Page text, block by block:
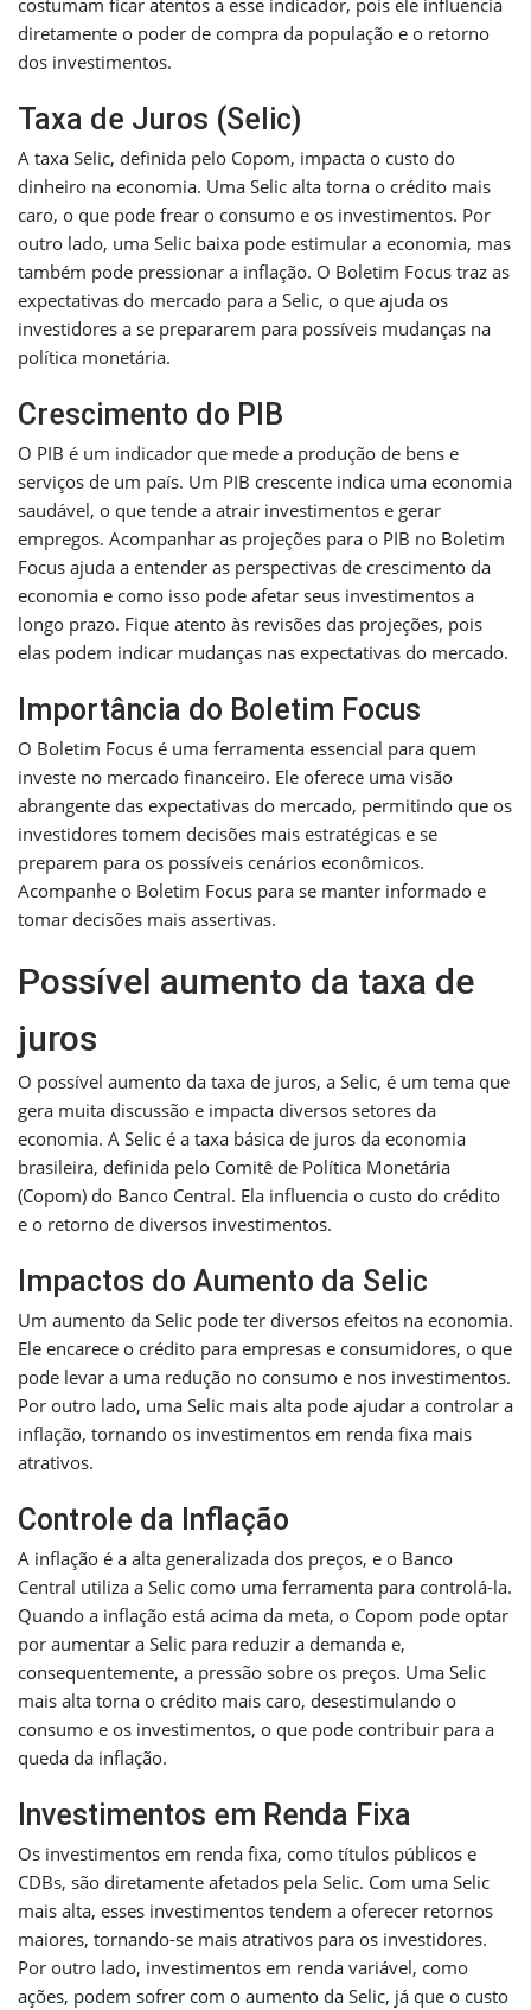
diretamente o poder de compra da população e o retorno
dos investimentos.
Taxa de Juros (Selic)
A taxa Selic, definida pelo Copom, impacta o custo do
dinheiro na economia. Uma Selic alta torna o crédito mais
caro, o que pode frear o consumo e os investimentos. Por
outro lado, uma Selic baixa pode estimular a economia, mas
também pode pressionar a inflação. O Boletim Focus traz as
expectativas do mercado para a Selic, o que ajuda os
investidores a se prepararem para possíveis mudanças na
política monetária.
Crescimento do PIB
O PIB é um indicador que mede a produção de bens e
serviços de um país. Um PIB crescente indica uma economia
saudável, o que tende a atrair investimentos e gerar
empregos. Acompanhar as projeções para o PIB no Boletim
Focus ajuda a entender as perspectivas de crescimento da
economia e como isso pode afetar seus investimentos a
longo prazo. Fique atento às revisões das projeções, pois
elas podem indicar mudanças nas expectativas do mercado.
Importância do Boletim Focus
O Boletim Focus é uma ferramenta essencial para quem
investe no mercado financeiro. Ele oferece uma visão
abrangente das expectativas do mercado, permitindo que os
investidores tomem decisões mais estratégicas e se
preparem para os possíveis cenários econômicos.
Acompanhe o Boletim Focus para se manter informado e
tomar decisões mais assertivas.
Possível aumento da taxa de
juros
O possível aumento da taxa de juros, a Selic, é um tema que
gera muita discussão e impacta diversos setores da
economia. A Selic é a taxa básica de juros da economia
brasileira, definida pelo Comitê de Política Monetária
(Copom) do Banco Central. Ela influencia o custo do crédito
e o retorno de diversos investimentos.
Impactos do Aumento da Selic
Um aumento da Selic pode ter diversos efeitos na economia.
Ele encarece o crédito para empresas e consumidores, o que
pode levar a uma redução no consumo e nos investimentos.
Por outro lado, uma Selic mais alta pode ajudar a controlar a
inflação, tornando os investimentos em renda fixa mais
atrativos.
Controle da Inflação
A inflação é a alta generalizada dos preços, e o Banco
Central utiliza a Selic como uma ferramenta para controlá-la.
Quando a inflação está acima da meta, o Copom pode optar
por aumentar a Selic para reduzir a demanda e,
consequentemente, a pressão sobre os preços. Uma Selic
mais alta torna o crédito mais caro, desestimulando o
consumo e os investimentos, o que pode contribuir para a
queda da inflação.
Investimentos em Renda Fixa
Os investimentos em renda fixa, como títulos públicos e
CDBs, são diretamente afetados pela Selic. Com uma Selic
mais alta, esses investimentos tendem a oferecer retornos
maiores, tornando-se mais atrativos para os investidores.
Por outro lado, investimentos em renda variável, como
ações, podem sofrer com o aumento da Selic, já que o custo